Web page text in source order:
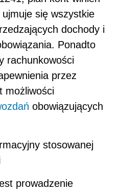
się wszystkie
dochody i
Ponadto
rachunkowości
przez
możliwości
obowiązujących
stosowanej
prowadzenie